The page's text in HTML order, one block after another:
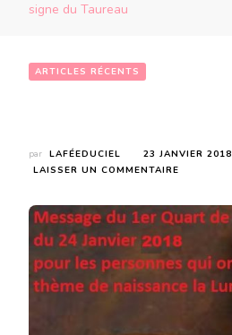
signe du Taureau
ARTICLES RÉCENTS
par LAFÉEDUCIEL
23 JANVIER 2018
LAISSER UN COMMENTAIRE
1ER
QUART
DE
LUNE
DU